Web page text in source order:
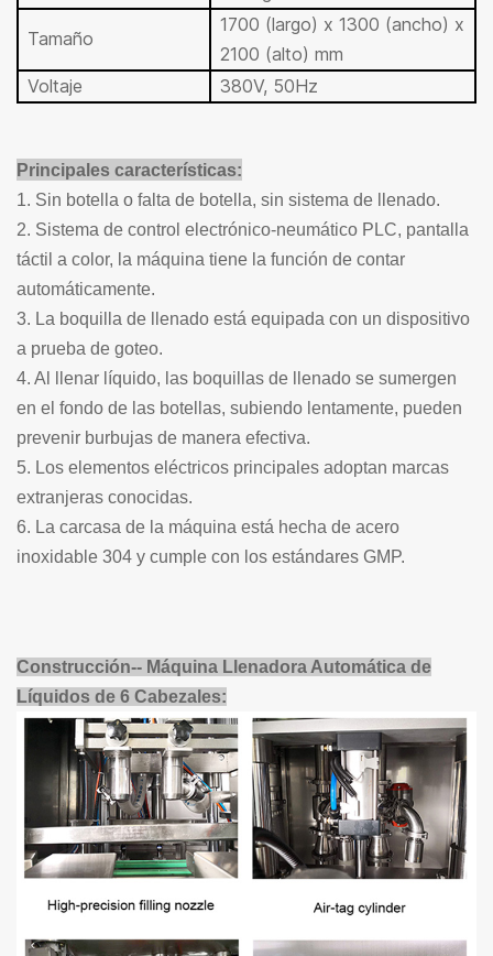
Tamaño
1700 (largo) x 1300 (ancho) x
2100 (alto) mm
Voltaje
380V, 50Hz
Principales características:
1. Sin botella o falta de botella, sin sistema de llenado.
2. Sistema de control electrónico-neumático PLC, pantalla
táctil a color, la máquina tiene la función de contar
automáticamente.
3. La boquilla de llenado está equipada con un dispositivo
a prueba de goteo.
4. Al llenar líquido, las boquillas de llenado se sumergen
en el fondo de las botellas, subiendo lentamente, pueden
prevenir burbujas de manera efectiva.
5. Los elementos eléctricos principales adoptan marcas
extranjeras conocidas.
6. La carcasa de la máquina está hecha de acero
inoxidable 304 y cumple con los estándares GMP.
Construcción-- Máquina Llenadora Automática de
Líquidos de 6 Cabezales: